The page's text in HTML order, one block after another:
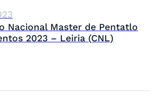
Nacional Master de Pentatlo
2023 – Leiria (CNL)